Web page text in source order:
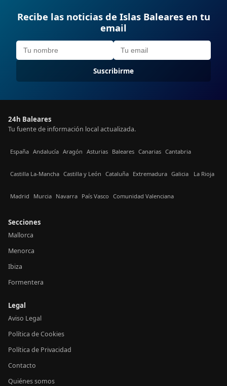
Recibe las noticias de Islas Baleares en tu
email
Suscribirme
24h Baleares
Tu fuente de información local actualizada.
España Andalucía Aragón Asturias Baleares Canarias Cantabria
Castilla La-Mancha Castilla y León Cataluña Extremadura Galicia La Rioja
Madrid Murcia Navarra País Vasco Comunidad Valenciana
Secciones
Mallorca
Menorca
Ibiza
Formentera
Legal
Aviso Legal
Política de Cookies
Política de Privacidad
Contacto
Quiénes somos